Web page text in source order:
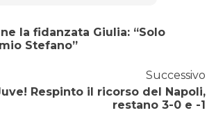
la fidanzata Giulia: “Solo
Stefano”
Successivo
Respinto il ricorso del Napoli,
restano 3-0 e -1